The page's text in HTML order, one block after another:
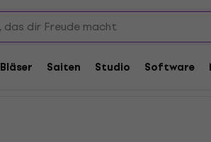
Bläser Saiten Studio Software